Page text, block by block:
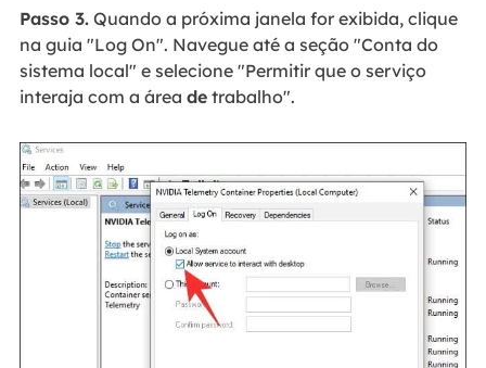
Passo 3.Quando a próxima janela for exibida, clique
na guia "Log On". Navegue até a seção "Conta do
sistema local" e selecione "Permitir que o serviço
interaja com a área detrabalho".